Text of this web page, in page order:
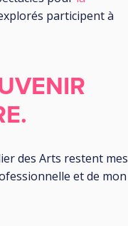
participent à
des Arts restent mes
et de mon